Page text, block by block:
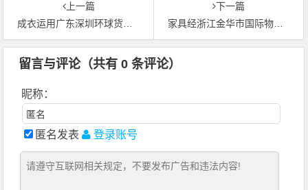
上一篇
成衣运用广东深圳环球货运安全送达新加坡
下一篇
家具经浙江金华市国际物流快递至法国马赛
留言与评论（共有0 条评论）
昵称：
匿名发表 登录账号